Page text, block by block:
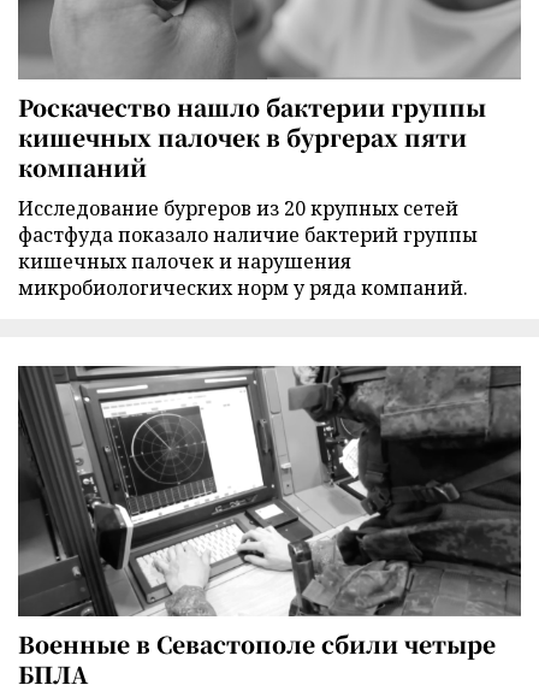
Роскачество нашло бактерии группы
кишечных палочек в бургерах пяти
компаний
Исследование бургеров из 20 крупных сетей
фастфуда показало наличие бактерий группы
кишечных палочек и нарушения
микробиологических норм у ряда компаний.
Военные в Севастополе сбили четыре
БПЛА